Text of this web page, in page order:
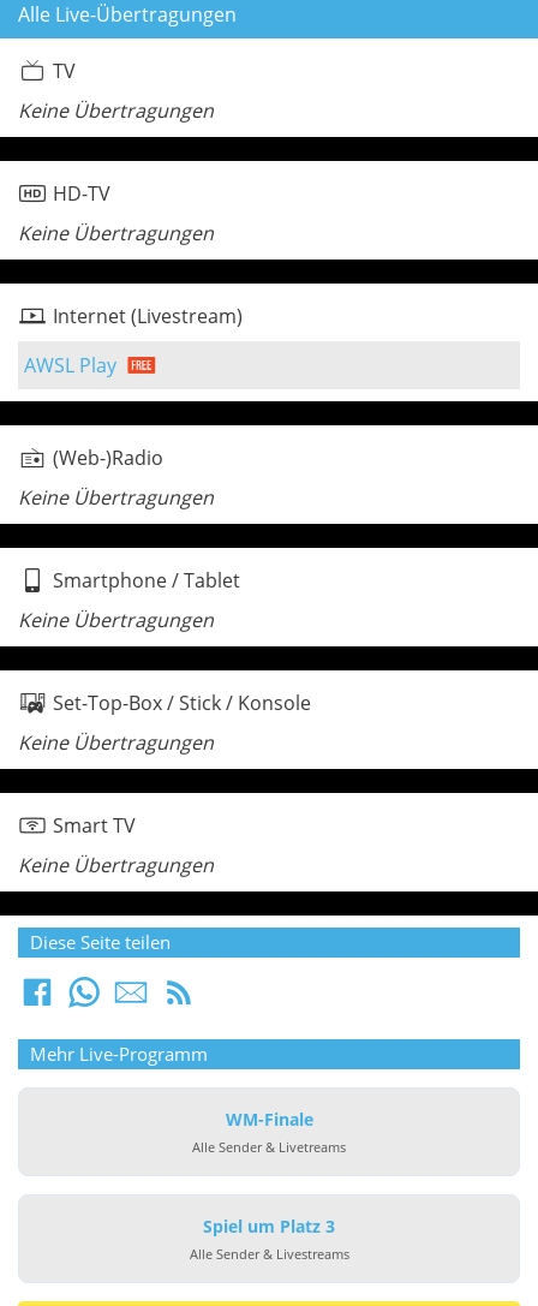
Alle Live-Übertragungen
TV
Keine Übertragungen
HD-TV
Keine Übertragungen
Internet (Livestream)
AWSL Play
(Web-)Radio
Keine Übertragungen
Smartphone / Tablet
Keine Übertragungen
Set-Top-Box / Stick / Konsole
Keine Übertragungen
Smart TV
Keine Übertragungen
Diese Seite teilen
Mehr Live-Programm
WM-Finale
Alle Sender & Livetreams
Spiel um Platz 3
Alle Sender & Livestreams